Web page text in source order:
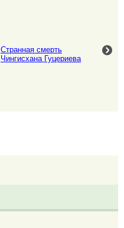
Странная смерть
Чингисхана Гуцериева